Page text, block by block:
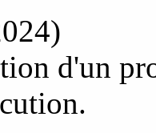
d'un